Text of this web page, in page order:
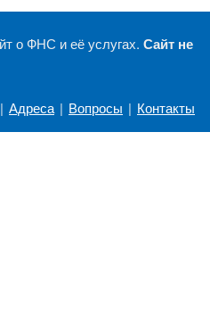
о ФНС и её услугах. Сайт не
| Адреса | Вопросы | Контакты